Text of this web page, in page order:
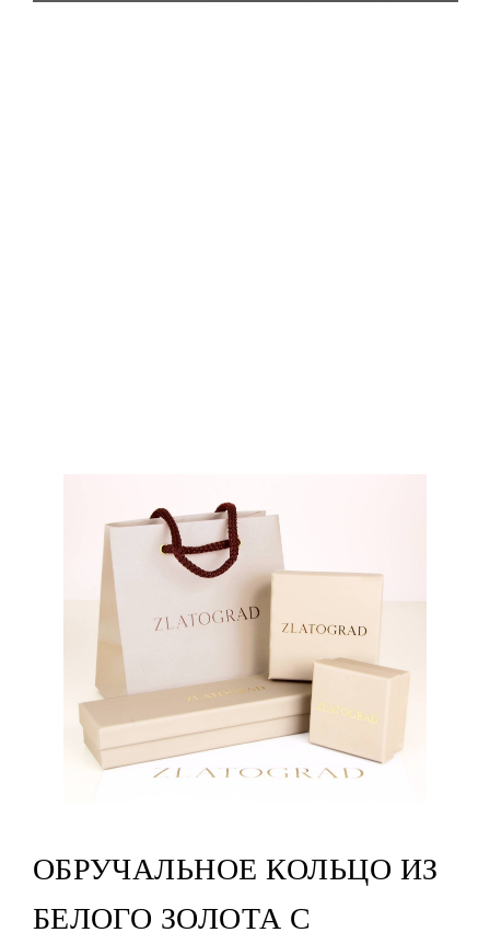
ОБРУЧАЛЬНОЕ КОЛЬЦО ИЗ
БЕЛОГО ЗОЛОТА С